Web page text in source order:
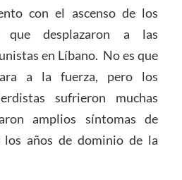
con el ascenso de los
que desplazaron a las
en Líbano. No es que
a la fuerza, pero los
sufrieron muchas
amplios síntomas de
los años de dominio de la